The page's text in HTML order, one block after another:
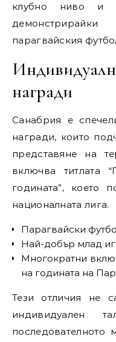
клубно ниво и
парагвайския
награди
Санабрия е
награди, които
представяне на
включва титлата
годината”, което
националната лига.
Парагвайски
Най-добър млад
Многократни
на годината на
Тези отличия не
индивидуален
последователното